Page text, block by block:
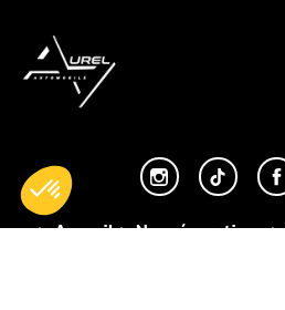
Accueil Nos réparations